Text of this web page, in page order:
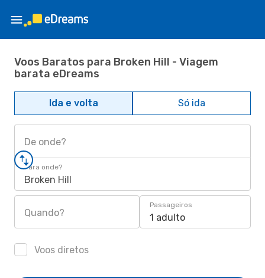
Voos Baratos para Broken Hill - Viagem
barata eDreams
Ida e volta Só ida
De onde?
Para onde?
Broken Hill
Quando?
Passageiros
1 adulto
Voos diretos